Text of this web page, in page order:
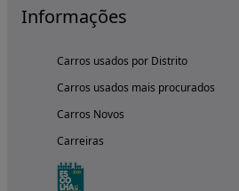
Informações
Carros usados por Distrito
Carros usados mais procurados
Carros Novos
Carreiras